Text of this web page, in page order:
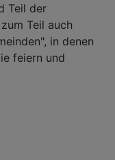
Teil der
Teil auch
in denen
feiern und